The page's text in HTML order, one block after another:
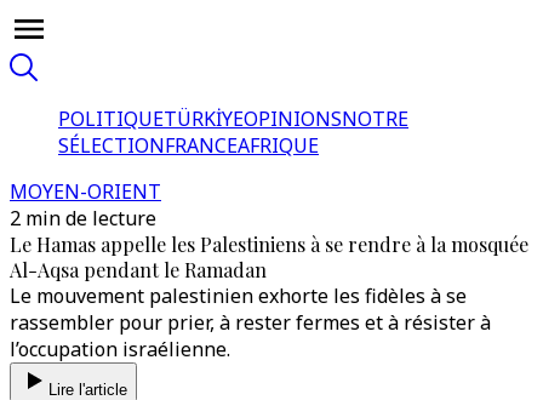
POLITIQUETÜRKİYEOPINIONSNOTRE
SÉLECTIONFRANCEAFRIQUE
MOYEN-ORIENT
2 min de lecture
Le Hamas appelle les Palestiniens à se rendre à la mosquée
Al-Aqsa pendant le Ramadan
Le mouvement palestinien exhorte les fidèles à se
rassembler pour prier, à rester fermes et à résister à
l’occupation israélienne.
Lire l'article